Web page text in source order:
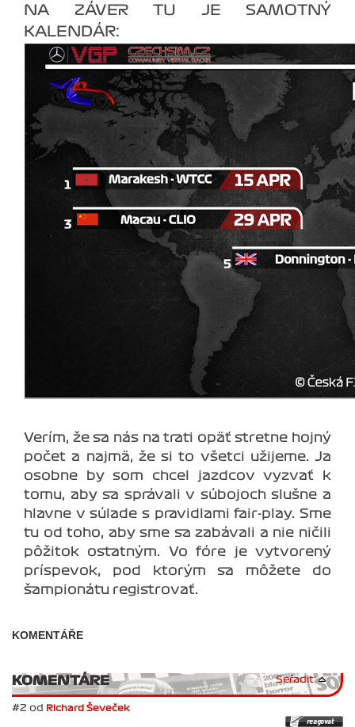
NA ZÁVER TU JE SAMOTNÝ
KALENDÁR:
Verím, že sa nás na trati opäť stretne hojný
počet a najmä, že si to všetci užijeme. Ja
osobne by som chcel jazdcov vyzvať k
tomu, aby sa správali v súbojoch slušne a
hlavne v súlade s pravidlami fair-play. Sme
tu od toho, aby sme sa zabávali a nie ničili
pôžitok ostatným. Vo fóre je vytvorený
príspevok, pod ktorým sa môžete do
šampionátu registrovať.
KOMENTÁŘE
KOMENTÁRE Seřadit:
#2 od Richard Ševeček